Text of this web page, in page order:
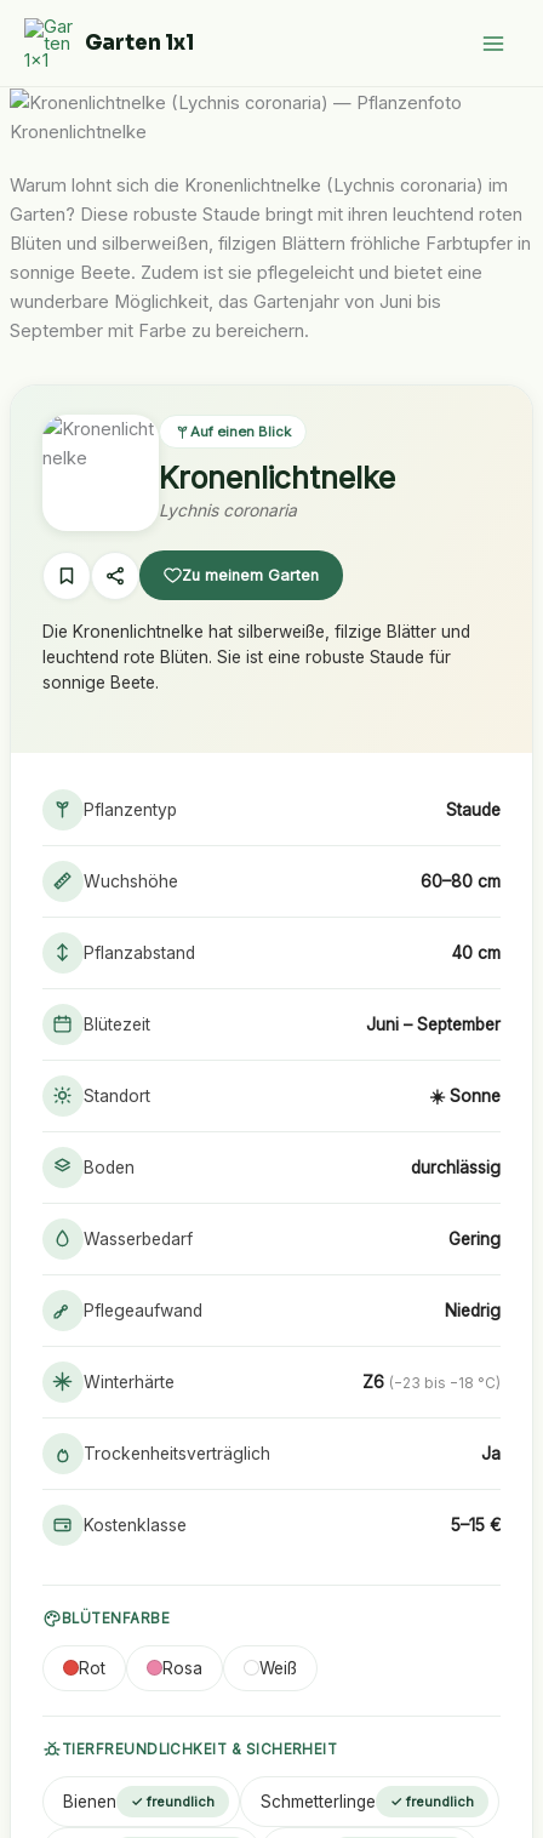
Zum
Inhalt
springen
Garten 1x1
Kronenlichtnelke
Warum lohnt sich die Kronenlichtnelke (Lychnis coronaria) im
Garten? Diese robuste Staude bringt mit ihren leuchtend roten
Blüten und silberweißen, filzigen Blättern fröhliche Farbtupfer in
sonnige Beete. Zudem ist sie pflegeleicht und bietet eine
wunderbare Möglichkeit, das Gartenjahr von Juni bis
September mit Farbe zu bereichern.
Auf einen Blick
Kronenlichtnelke
Lychnis coronaria
Zu meinem Garten
Die Kronenlichtnelke hat silberweiße, filzige Blätter und
leuchtend rote Blüten. Sie ist eine robuste Staude für
sonnige Beete.
Pflanzentyp Staude
Wuchshöhe 60–80 cm
Pflanzabstand 40 cm
Blütezeit Juni – September
Standort ☀️ Sonne
Boden durchlässig
Wasserbedarf Gering
Pflegeaufwand Niedrig
Winterhärte Z6 (−23 bis −18 °C)
Trockenheitsverträglich Ja
Kostenklasse 5–15 €
BLÜTENFARBE
Rot Rosa Weiß
TIERFREUNDLICHKEIT & SICHERHEIT
Bienen ✓ freundlich Schmetterlinge ✓ freundlich